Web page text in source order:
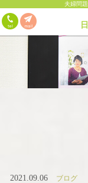
夫婦問
2021.09.06 ブログ